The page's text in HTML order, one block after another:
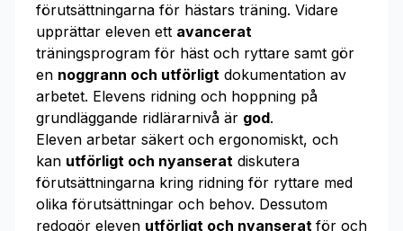
förutsättningarna för hästars träning. Vidare
upprättar eleven ett avancerat
träningsprogram för häst och ryttare samt gör
en noggrann och utförligt dokumentation av
arbetet. Elevens ridning och hoppning på
grundläggande ridlärarnivå är god.
Eleven arbetar säkert och ergonomiskt, och
kan utförligt och nyanserat diskutera
förutsättningarna kring ridning för ryttare med
olika förutsättningar och behov. Dessutom
redogör eleven utförligt och nyanserat för och